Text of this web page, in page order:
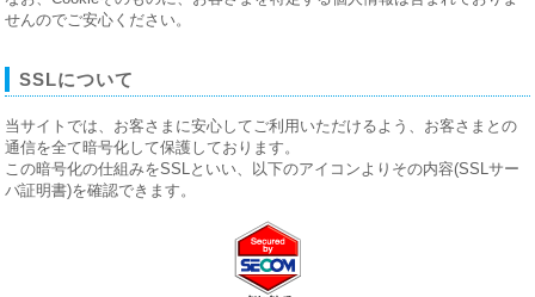
せんのでご安心ください。
SSLについて
当サイトでは、お客さまに安心してご利用いただけるよう、お客さまとの
通信を全て暗号化して保護しております。
この暗号化の仕組みをSSLといい、以下のアイコンよりその内容(SSLサー
バ証明書)を確認できます。